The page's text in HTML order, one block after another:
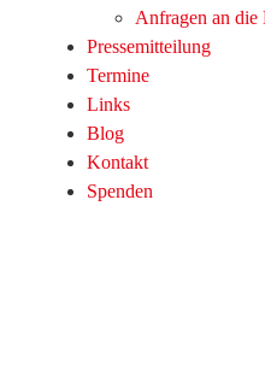
Anfragen an die
Pressemitteilung
Termine
Links
Blog
Kontakt
Spenden